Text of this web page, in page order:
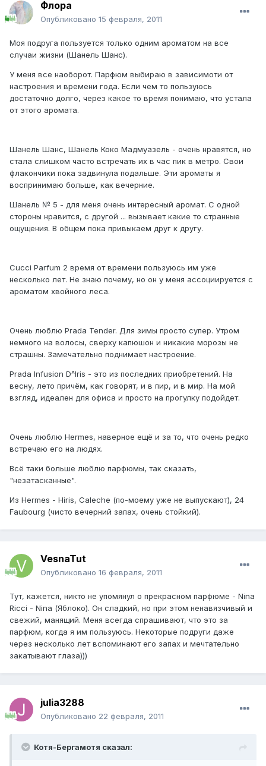
Флора
Опубликовано 15 февраля, 2011
Моя подруга пользуется только одним ароматом на все
случаи жизни (Шанель Шанс).
У меня все наоборот. Парфюм выбираю в зависимоти от
настроения и времени года. Если чем то пользуюсь
достаточно долго, через какое то время понимаю, что устала
от этого аромата.
Шанель Шанс, Шанель Коко Мадмуазель - очень нравятся, но
стала слишком часто встречать их в час пик в метро. Свои
флакончики пока задвинула подальше. Эти ароматы я
воспринимаю больше, как вечерние.
Шанель № 5 - для меня очень интересный аромат. С одной
стороны нравится, с другой ... вызывает какие то странные
ощущения. В общем пока привыкаем друг к другу.
Cucci Parfum 2 время от времени пользуюсь им уже
несколько лет. Не знаю почему, но он у меня ассоциируется с
ароматом хвойного леса.
Очень люблю Prada Tender. Для зимы просто супер. Утром
немного на волосы, сверху капюшон и никакие морозы не
страшны. Замечательно поднимает настроение.
Prada Infusion D^Iris - это из последних приобретений. На
весну, лето причём, как говорят, и в пир, и в мир. На мой
взгляд, идеален для офиса и просто на прогулку подойдет.
Очень люблю Hermes, наверное ещё и за то, что очень редко
встречаю его на людях.
Всё таки больше люблю парфюмы, так сказать,
"незатасканные".
Из Hermes - Hiris, Caleche (по-моему уже не выпускают), 24
Faubourg (чисто вечерний запах, очень стойкий).
VesnaTut
Опубликовано 16 февраля, 2011
Тут, кажется, никто не упомянул о прекрасном парфюме - Nina
Ricci - Nina (Яблоко). Он сладкий, но при этом ненавязчивый и
свежий, манящий. Меня всегда спрашивают, что это за
парфюм, когда я им пользуюсь. Некоторые подруги даже
через несколько лет вспоминают его запах и мечтательно
закатывают глаза)))
julia3288
Опубликовано 22 февраля, 2011
Котя-Бергамотя сказал: